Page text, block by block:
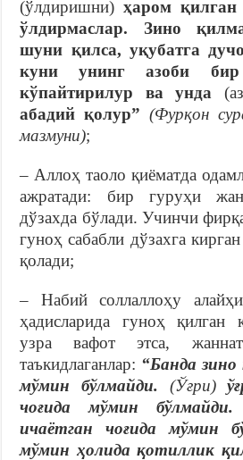
(ўлдиришни) ҳаром
ўлдирмаслар. Зино
шуни қилса, уқубатга
куни унинг азоби
кўпайтирилур ва унда
абадий қолур” (Фурқон
мазмуни);
– Аллоҳ таоло қиёматда
ажратади: бир гуруҳи
дўзахда бўлади. Учинчи
гуноҳ сабабли дўзахга
қолади;
– Набий соллаллоҳу
ҳадисларида гуноҳ қилган
узра вафот этса,
таъкидлаганлар: “Банда зино
мўмин бўлмайди. (Ўғри)
чоғида мўмин бўлмайди.
ичаётган чоғида мўмин
мўмин ҳолида қотиллик